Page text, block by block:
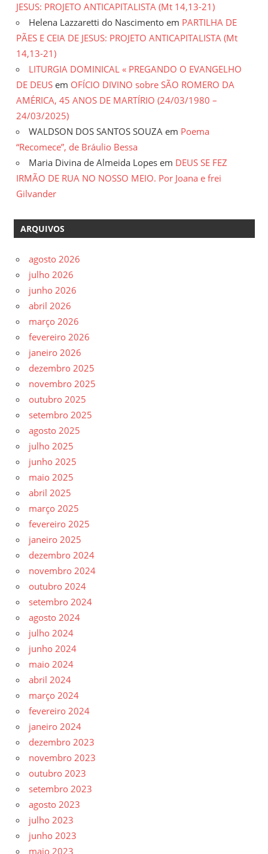
JESUS: PROJETO ANTICAPITALISTA (Mt 14,13-21)
Helena Lazzaretti do Nascimento em PARTILHA DE
PÃES E CEIA DE JESUS: PROJETO ANTICAPITALISTA (Mt
14,13-21)
LITURGIA DOMINICAL « PREGANDO O EVANGELHO
DE DEUS em OFÍCIO DIVINO sobre SÃO ROMERO DA
AMÉRICA, 45 ANOS DE MARTÍRIO (24/03/1980 –
24/03/2025)
WALDSON DOS SANTOS SOUZA em Poema
“Recomece”, de Bráulio Bessa
Maria Divina de Almeida Lopes em DEUS SE FEZ
IRMÃO DE RUA NO NOSSO MEIO. Por Joana e frei
Gilvander
ARQUIVOS
agosto 2026
julho 2026
junho 2026
abril 2026
março 2026
fevereiro 2026
janeiro 2026
dezembro 2025
novembro 2025
outubro 2025
setembro 2025
agosto 2025
julho 2025
junho 2025
maio 2025
abril 2025
março 2025
fevereiro 2025
janeiro 2025
dezembro 2024
novembro 2024
outubro 2024
setembro 2024
agosto 2024
julho 2024
junho 2024
maio 2024
abril 2024
março 2024
fevereiro 2024
janeiro 2024
dezembro 2023
novembro 2023
outubro 2023
setembro 2023
agosto 2023
julho 2023
junho 2023
maio 2023